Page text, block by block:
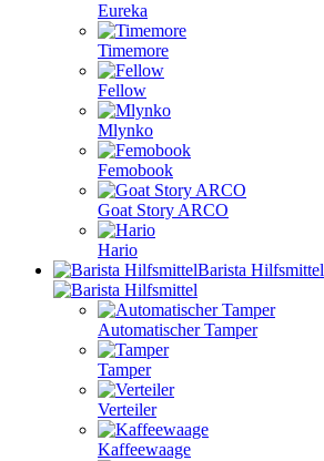
Eureka
Timemore
Fellow
Mlynko
Femobook
Goat Story ARCO
Hario
Barista Hilfsmittel
Automatischer Tamper
Tamper
Verteiler
Kaffeewaage